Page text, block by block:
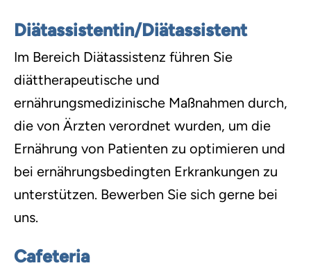
Diätassistentin/Diätassistent
Im Bereich Diätassistenz führen Sie
diättherapeutische und
ernährungsmedizinische Maßnahmen durch,
die von Ärzten verordnet wurden, um die
Ernährung von Patienten zu optimieren und
bei ernährungsbedingten Erkrankungen zu
unterstützen. Bewerben Sie sich gerne bei
uns.
Cafeteria